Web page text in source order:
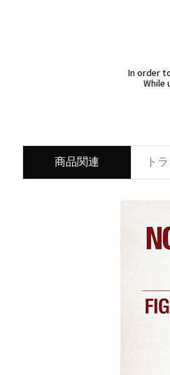
In order
While
商品関連 ト